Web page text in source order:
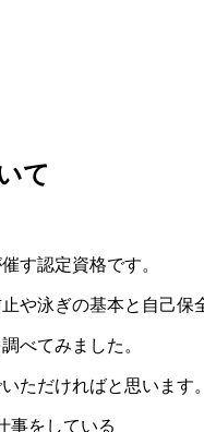
て
す認定資格です。
や泳ぎの基本と自己保
べてみました。
ただければと思います。
事をしている